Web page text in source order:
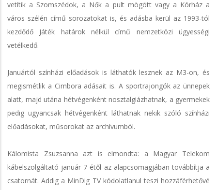
vetítik a Szomszédok, a Nők a pult mögött vagy a Kórház a
város szélén című sorozatokat is, és adásba kerül az 1993-tól
kezdődő Játék határok nélkül című nemzetközi ügyességi
vetélkedő.
Januártól színházi előadások is láthatók lesznek az M3-on, és
megismétlik a Cimbora adásait is. A sportrajongók az ünnepek
alatt, majd utána hétvégenként nosztalgiázhatnak, a gyermekek
pedig ugyancsak hétvégenként láthatnak nekik szóló színházi
előadásokat, műsorokat az archívumból.
Kálomista Zsuzsanna azt is elmondta: a Magyar Telekom
kábelszolgáltató január 7-étől az alapcsomagjában továbbítja a
csatornát. Addig a MinDig TV kódolatlanul teszi hozzáférhetővé